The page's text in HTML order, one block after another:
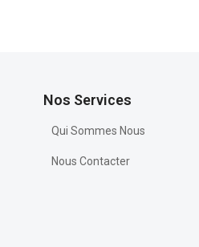
Nos Services
Qui Sommes Nous
Nous Contacter